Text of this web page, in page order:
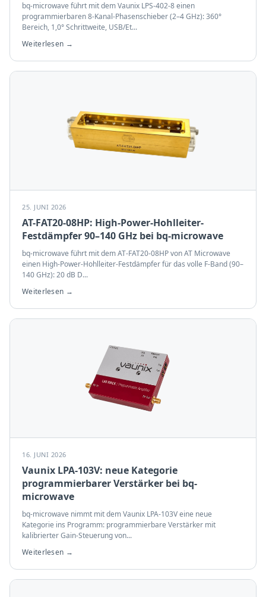
bq-microwave führt mit dem Vaunix LPS-402-8 einen
programmierbaren 8-Kanal-Phasenschieber (2–4 GHz): 360°
Bereich, 1,0° Schrittweite, USB/Et...
Weiterlesen →
25. JUNI 2026
AT-FAT20-08HP: High-Power-Hohlleiter-
Festdämpfer 90–140 GHz bei bq-microwave
bq-microwave führt mit dem AT-FAT20-08HP von AT Microwave
einen High-Power-Hohlleiter-Festdämpfer für das volle F-Band (90–
140 GHz): 20 dB D...
Weiterlesen →
16. JUNI 2026
Vaunix LPA-103V: neue Kategorie
programmierbarer Verstärker bei bq-
microwave
bq-microwave nimmt mit dem Vaunix LPA-103V eine neue
Kategorie ins Programm: programmierbare Verstärker mit
kalibrierter Gain-Steuerung von...
Weiterlesen →